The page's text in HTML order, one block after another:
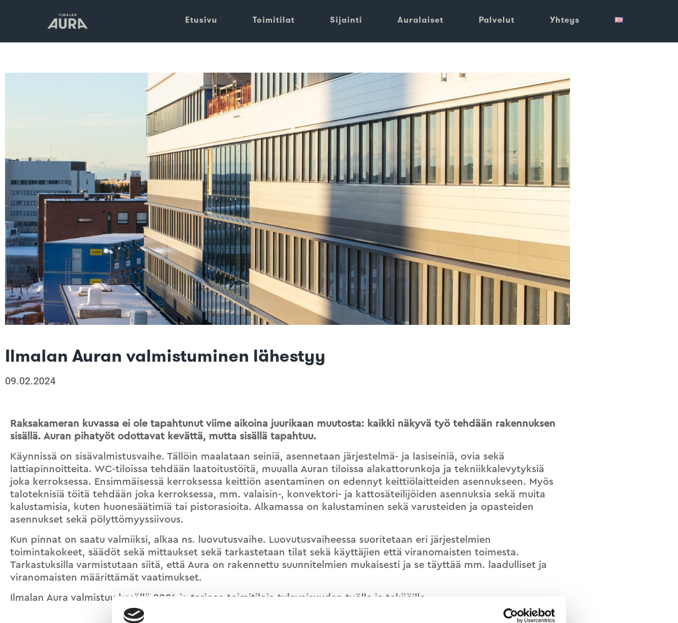
Etusivu Toimitilat Sijainti Auralaiset Palvelut Yhteys
Ilmalan Auran valmistuminen lähestyy
09.02.2024
Raksakameran kuvassa ei ole tapahtunut viime aikoina juurikaan muutosta: kaikki näkyvä työ tehdään rakennuksen
sisällä. Auran pihatyöt odottavat kevättä, mutta sisällä tapahtuu.
Käynnissä on sisävalmistusvaihe. Tällöin maalataan seiniä, asennetaan järjestelmä- ja lasiseiniä, ovia sekä
lattiapinnoitteita. WC-tiloissa tehdään laatoitustöitä, muualla Auran tiloissa alakattorunkoja ja tekniikkalevytyksiä
joka kerroksessa. Ensimmäisessä kerroksessa keittiön asentaminen on edennyt keittiölaitteiden asennukseen. Myös
taloteknisiä töitä tehdään joka kerroksessa, mm. valaisin-, konvektori- ja kattosäteilijöiden asennuksia sekä muita
kalustamisia, kuten huonesäätimiä tai pistorasioita. Alkamassa on kalustaminen sekä varusteiden ja opasteiden
asennukset sekä pölyttömyyssiivous.
Kun pinnat on saatu valmiiksi, alkaa ns. luovutusvaihe. Luovutusvaiheessa suoritetaan eri järjestelmien
toimintakokeet, säädöt sekä mittaukset sekä tarkastetaan tilat sekä käyttäjien että viranomaisten toimesta.
Tarkastuksilla varmistutaan siitä, että Aura on rakennettu suunnitelmien mukaisesti ja se täyttää mm. laadulliset ja
viranomaisten määrittämät vaatimukset.
Ilmalan Aura valmistuu kesällä 2024 ja tarjoaa toimitiloja tulevaisuuden työlle ja tekijöille.